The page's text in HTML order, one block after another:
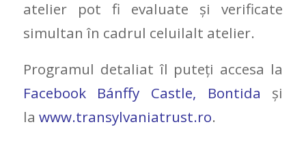
atelier pot fi evaluate și verificate
simultan în cadrul celuilalt atelier.
Programul detaliat îl puteți accesa la
Facebook Bánffy Castle, Bontida și
la www.transylvaniatrust.ro.